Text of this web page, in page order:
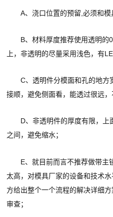
A、浇口位置的预留,必须和模
B、材料厚度推荐使用透明的
上，非透明的尽量采用浅色，有
C、透明件分模面和孔的地
接顺，避免侧面看，能透过很远，
D、非透明件的厚度有限，
之间，避免缩水；
E、就目前而言不推荐做带主
太高，对模具厂家的设备和技术
方给出整个一个流程的解决详细
审查；